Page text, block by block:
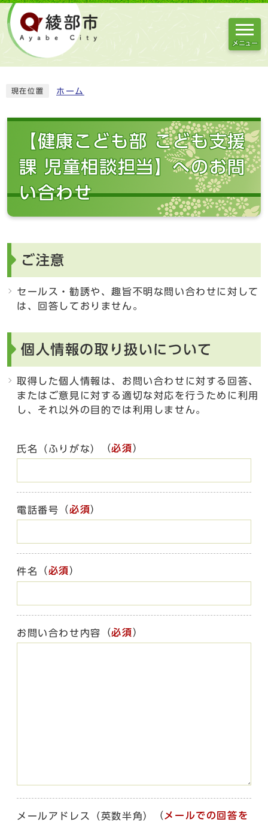
メニュー
現在位置 ホーム
【健康こども部 こども支援
課 児童相談担当】へのお問
い合わせ
ご注意
セールス・勧誘や、趣旨不明な問い合わせに対して
は、回答しておりません。
個人情報の取り扱いについて
取得した個人情報は、お問い合わせに対する回答、
またはご意見に対する適切な対応を行うために利用
し、それ以外の目的では利用しません。
氏名（ふりがな） （必須）
電話番号 （必須）
件名 （必須）
お問い合わせ内容 （必須）
メールアドレス（英数半角） （ メールでの回答を